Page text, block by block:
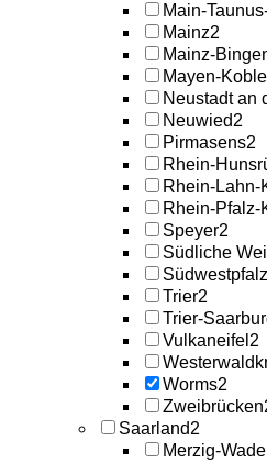
Main-
Mainz2
Mainz-
Mayen-
Neustadt an
Neuwied2
Pirmasens2
Rhein-
Rhein-Lahn-
Rhein-Pfalz-
Speyer2
Südliche
Südwestpfalz
Trier2
Trier-
Vulkaneifel 2
Worms2
Zweibrücken
Saarland2
Merzig-